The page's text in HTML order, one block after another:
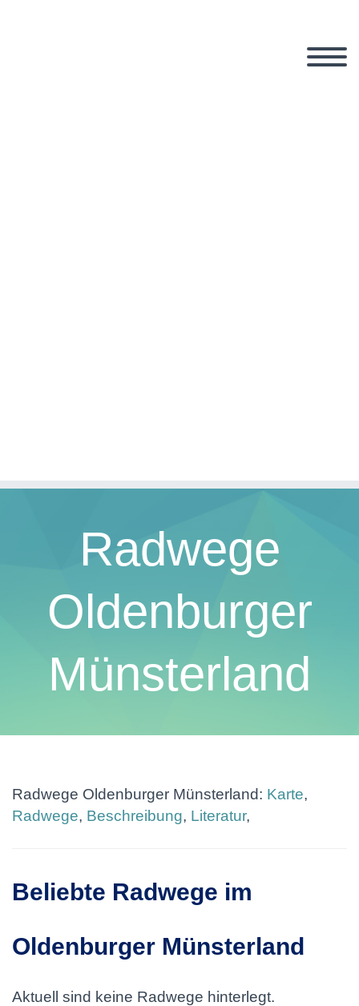
Radwege
Oldenburger
Münsterland
Radwege Oldenburger Münsterland: Karte,
Radwege, Beschreibung, Literatur,
Beliebte Radwege im
Oldenburger Münsterland
Aktuell sind keine Radwege hinterlegt.